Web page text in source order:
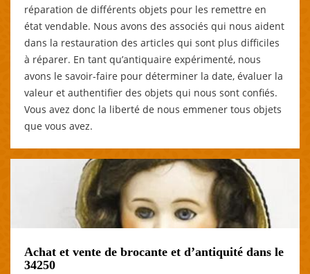
réparation de différents objets pour les remettre en
état vendable. Nous avons des associés qui nous aident
dans la restauration des articles qui sont plus difficiles
à réparer. En tant qu’antiquaire expérimenté, nous
avons le savoir-faire pour déterminer la date, évaluer la
valeur et authentifier des objets qui nous sont confiés.
Vous avez donc la liberté de nous emmener tous objets
que vous avez.
Achat et vente de brocante et d’antiquité dans le
34250